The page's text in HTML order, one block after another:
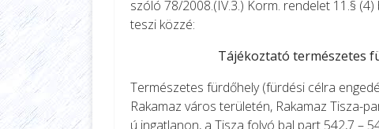
szóló 78/2008.(IV.3.) Korm. rendelet 11.§
teszi közzé:
Tájékoztató természetes
Természetes fürdőhely (fürdési célra
Rakamaz város területén, Rakamaz Tisza-
ú ingatlanon, a Tisza folyó bal part 542,7 –